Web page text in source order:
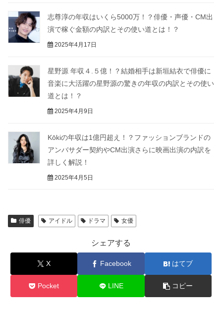
志尊淳の年収はいくら5000万！？俳優・声優・CM出
演で稼ぐ金額の内訳とその使い道とは！？
2025年4月17日
星野源 年収４.５億！？結婚相手は新垣結衣で俳優に
音楽に大活躍の星野源の驚きの年収の内訳とその使い
道とは！？
2025年4月9日
Kōkiの年収は1億円超え！？ファッションブランドの
アンバサダー契約やCM出演さらに映画出演の内訳を
詳しく解説！
2025年4月5日
俳優 アイドル ドラマ 女優
シェアする
X Facebook はてブ
Pocket LINE コピー